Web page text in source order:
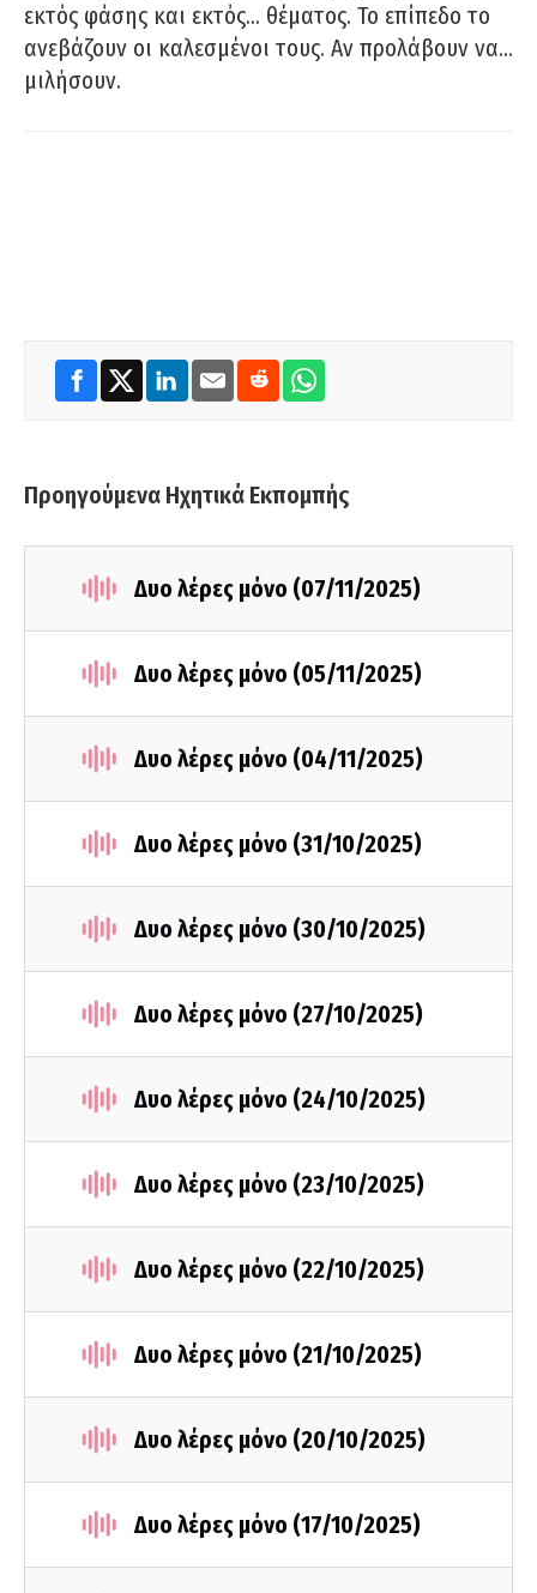
εκτός φάσης και εκτός… θέματος. Το επίπεδο το
ανεβάζουν οι καλεσμένοι τους. Αν προλάβουν να…
μιλήσουν.
Προηγούμενα Ηχητικά Εκπομπής
Δυο λέρες μόνο (07/11/2025)
Δυο λέρες μόνο (05/11/2025)
Δυο λέρες μόνο (04/11/2025)
Δυο λέρες μόνο (31/10/2025)
Δυο λέρες μόνο (30/10/2025)
Δυο λέρες μόνο (27/10/2025)
Δυο λέρες μόνο (24/10/2025)
Δυο λέρες μόνο (23/10/2025)
Δυο λέρες μόνο (22/10/2025)
Δυο λέρες μόνο (21/10/2025)
Δυο λέρες μόνο (20/10/2025)
Δυο λέρες μόνο (17/10/2025)